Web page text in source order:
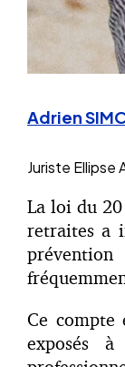
Adrien
Juriste Ellipse
La loi du
retraites a
Ce compte
exposés